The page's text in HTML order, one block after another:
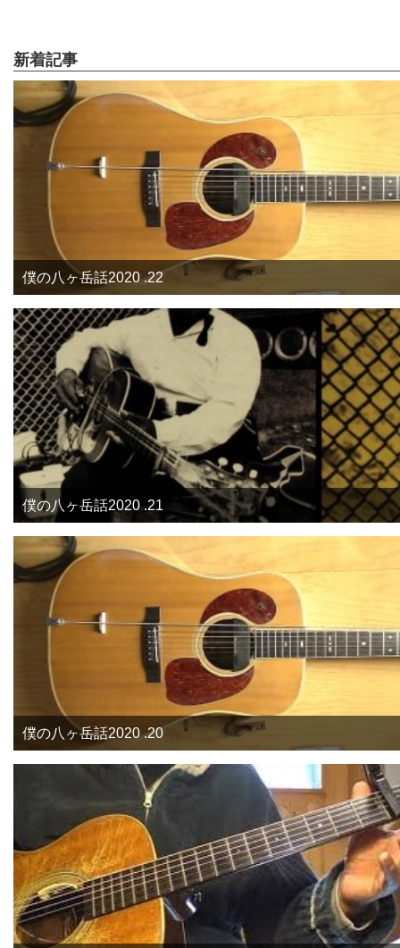
新着記事
僕の八ヶ岳話2020 .22
僕の八ヶ岳話2020 .21
僕の八ヶ岳話2020 .20